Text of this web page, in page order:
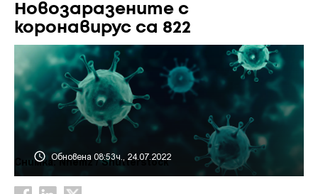
Новозаразените с
коронавирус са 822
Обновена 08:53ч., 24.07.2022
Снимка: Nhemz / Shutterstock